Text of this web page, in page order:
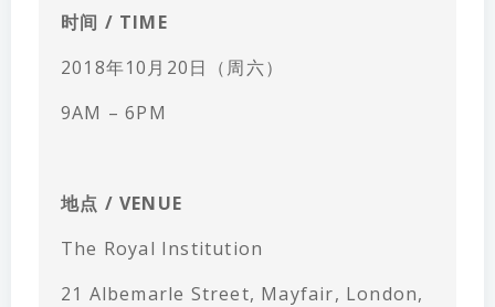
时间 / TIME
2018年10月20日（周六）
9AM – 6PM
地点 / VENUE
The Royal Institution
21 Albemarle Street, Mayfair, London,